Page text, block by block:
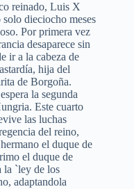
reinado, Luis X
dieciocho meses
Por primera vez
desaparece sin
ir a la cabeza de
hija del
de Borgoña.
la segunda
Este cuarto
las luchas
del reino,
el duque de
el duque de
la `ley de los
adaptandola